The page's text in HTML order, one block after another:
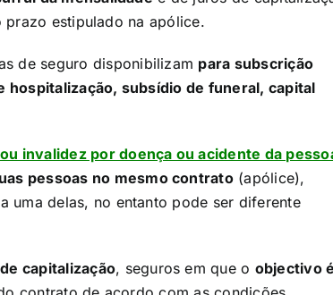
estipulado na apólice.​
de seguro disponibilizam para subscrição
hospitalização, subsídio de funeral, capital
invalidez por doença ou acidente da
pessoas no mesmo contrato(apólice),
uma delas, no entanto pode ser diferente
capitalização, seguros em que o objectivo